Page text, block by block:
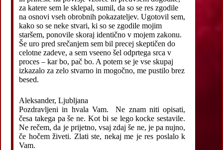
za katere sem le sklepal, sumil, da so se res zgodile
na osnovi vseh obrobnih pokazateljev. Ugotovil sem,
kako so se neke stvari, ki so se zgodile mojim
staršem, ponovile skoraj identično v mojem zakonu.
Še uro pred srečanjem sem bil precej skeptičen do
celotne zadeve, a sem vseeno šel odprtega srca v
proces – kar bo, pač bo. A potem se je vse skupaj
izkazalo za zelo stvarno in mogočno, me pustilo brez
besed.
Aleksander, Ljubljana
Pozdravljeni in hvala Vam. Ne znam niti opisati,
česa takega pa še ne. Kot bi se lego kocke sestavile.
Ne rečem, da je prijetno, vsaj zdaj še ne, je pa nujno,
če hočem živeti. Zlati ste, nekaj me je res poslalo k
Vam.